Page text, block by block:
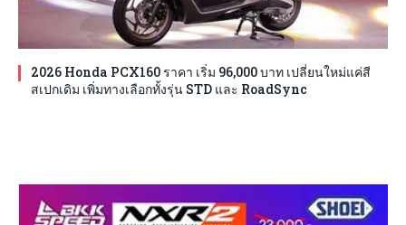
2026 Honda PCX160 ราคา เริ่ม 96,000 บาท เปลี่ยนใหม่แค่สี
สเปกเดิม เพิ่มทางเลือกทั้งรุ่น STD และ RoadSync